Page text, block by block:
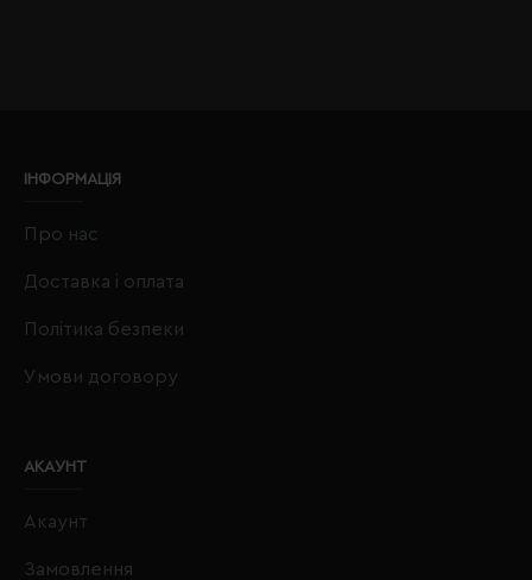
ІНФОРМАЦІЯ
Про нас
Доставка і оплата
Політика безпеки
Умови договору
АКАУНТ
Акаунт
Замовлення